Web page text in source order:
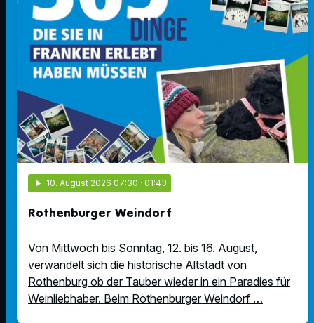
play_arrow 10. August 2026 07:30 · 01:43
Rothenburger Weindorf
Von Mittwoch bis Sonntag, 12. bis 16. August,
verwandelt sich die historische Altstadt von
Rothenburg ob der Tauber wieder in ein Paradies für
Weinliebhaber. Beim Rothenburger Weindorf …